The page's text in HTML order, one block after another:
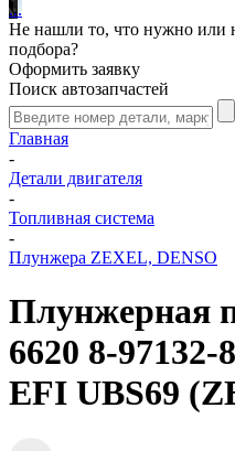
...
Не нашли то, что нужно или
подбора?
Оформить заявку
Поиск автозапчастей
Главная
-
Детали двигателя
-
Топливная система
-
Плунжера ZEXEL, DENSO
Плунжерная
6620 8-97132-
EFI UBS69